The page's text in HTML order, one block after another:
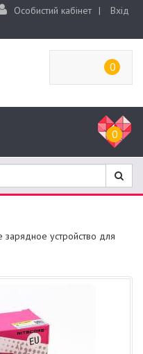
Особистий кабінет | Вхід
0
0
устройство для